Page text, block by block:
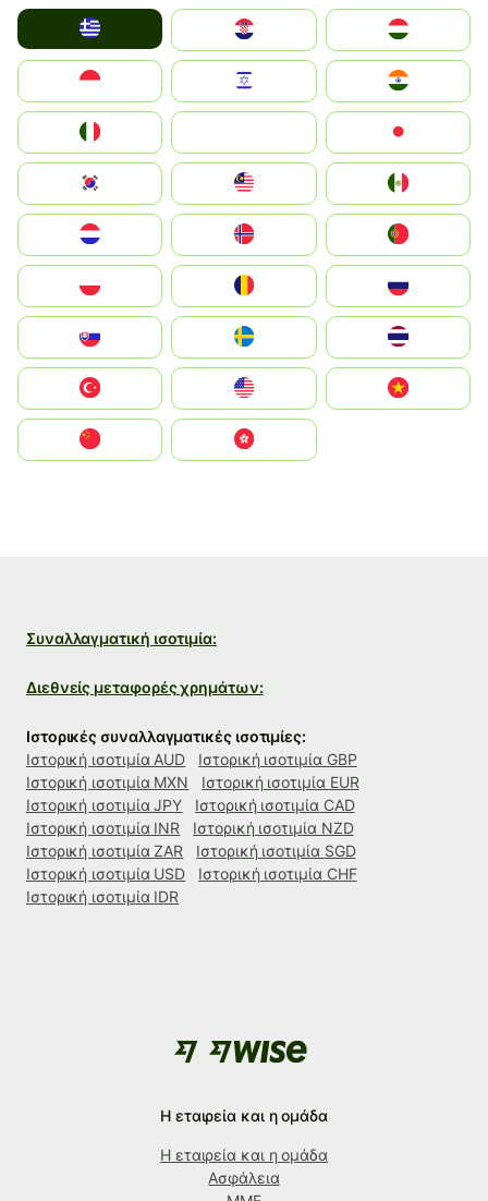
Magyarország
South Korea
United States
中國香港特別行政區
Συναλλαγματική ισοτιμία:
Διεθνείς μεταφορές χρημάτων:
Ιστορικές συναλλαγματικές ισοτιμίες:
Ιστορική ισοτιμία AUD
Ιστορική ισοτιμία GBP
Ιστορική ισοτιμία MXN
Ιστορική ισοτιμία EUR
Ιστορική ισοτιμία JPY
Ιστορική ισοτιμία CAD
Ιστορική ισοτιμία INR
Ιστορική ισοτιμία NZD
Ιστορική ισοτιμία ZAR
Ιστορική ισοτιμία SGD
Ιστορική ισοτιμία USD
Ιστορική ισοτιμία CHF
Ιστορική ισοτιμία IDR
Η εταιρεία και η ομάδα
Η εταιρεία και η ομάδα
Ασφάλεια